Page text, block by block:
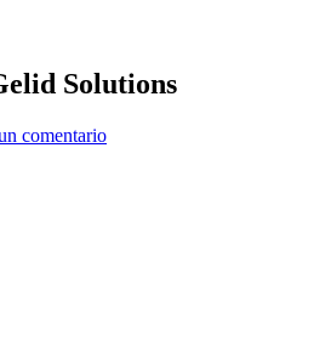
Solutions
comentario